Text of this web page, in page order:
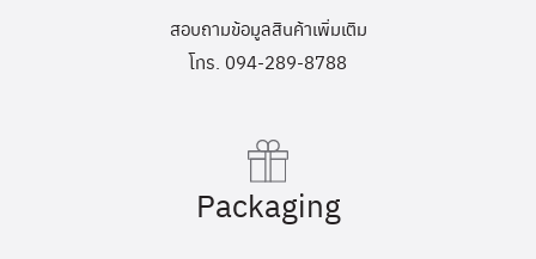
สอบถามข้อมูลสินค้าเพิ่มเติม
โทร. 094-289-8788
Packaging